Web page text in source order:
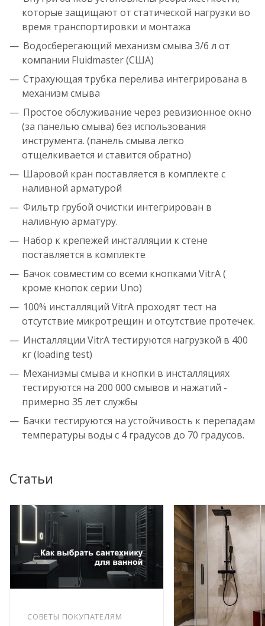
которые защищают от статической нагрузки во
время транспортировки и монтажа
Водосберегающий механизм смыва 3/6 л от
компании Fluidmaster (США)
Страхующая трубка перелива интегрирована в
механизм смыва
Простое обслуживание через ревизионное окно
(за панелью смыва) без использования
инструмента. (панель смыва легко
отщелкивается и ставится обратно)
Шаровой кран поставляется в комплекте c
наливной арматурой
Фильтр грубой очистки интегрирован в
наливную арматуру.
Набор к крепежей инсталляции к стене
поставляется в комплекте
Бачок совместим со всеми кнопками VitrA (
кроме кнопок серии Uno)
100% инсталляций VitrA проходят тест на
отсутствие микротрещин и отсутствие протечек.
Инсталляции VitrA тестируются нагрузкой в 400
кг (loading test)
Механизмы смыва и кнопки в инсталляциях
тестируются на 200 000 смывов и нажатий -
примерно 35 лет службы
Бачки тестируются на устойчивость к перепадам
температуры воды с 4 градусов до 70 градусов.
Статьи
СОВЕТЫ ПОКУПАТЕЛЯМ